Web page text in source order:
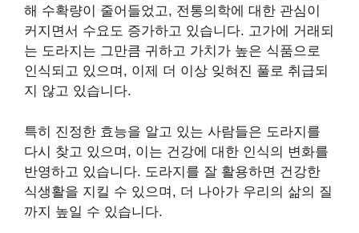
해 수확량이 줄어들었고, 전통의학에 대한 관심이
커지면서 수요도 증가하고 있습니다. 고가에 거래되
는 도라지는 그만큼 귀하고 가치가 높은 식품으로
인식되고 있으며, 이제 더 이상 잊혀진 풀로 취급되
지 않고 있습니다.
특히 진정한 효능을 알고 있는 사람들은 도라지를
다시 찾고 있으며, 이는 건강에 대한 인식의 변화를
반영하고 있습니다. 도라지를 잘 활용하면 건강한
식생활을 지킬 수 있으며, 더 나아가 우리의 삶의 질
까지 높일 수 있습니다.